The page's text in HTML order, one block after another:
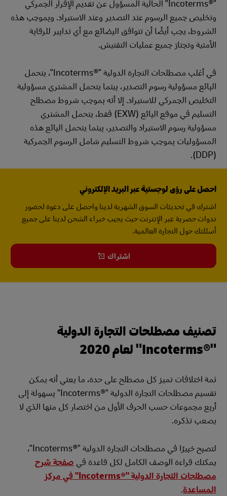
"Incoterms®‎" الحالية المسؤول عن تقديم الإقرار الجمركي
وتخليص جميع الرسوم عند التصدير وعند الاستيراد. وبموجب هذه
الشروط، يجب أيضًا أن تتوافق البضائع مع أي تدابير للرقابة
الأمنية وتجتاز جميع عمليات التفتيش.
في أغلب مصطلحات التجارة الدولية "Incoterms®‎"، يتحمل
البائع مسؤولية رسوم التصدير، بينما يتحمل المشتري مسؤولية
التخليص الجمركي للاستيراد. إلا أنه بموجب شروط مصطلح
التسليم في موقع البائع (EXW) فقط، يتحمل المشتري
مسؤولية رسوم الاستيراد والتصدير، بينما يتحمل البائع هذه
المسؤوليات بموجب شروط التسليم شامل الرسوم الجمركية
(DDP).
احصل على رؤى لوجستية عبر البريد الإلكتروني
اشترك في تحديثات السوق الشهرية لدينا واحصل على دعوة لحضور
ندوات حصرية عبر الإنترنت حيث يجيب خبراء الشحن لدينا على جميع
أسئلتك حول التجارة العالمية.
اشتراك
تصنيف مصطلحات التجارة الدولية
"Incoterms®‎" لعام 2020
ثمة اختلافات تميز كل مصطلح على حدة، ما يعني أنه يمكن
تقسيم مصطلحات التجارة الدولية "Incoterms®‎" بسهولة إلى
أربع مجموعات حسب الحرف الأول من اختصار كل منها الذي لا
يصعب تذكره.
لتصبح خبيرًا في مصطلحات التجارة الدولية "Incoterms®‎"،
يمكنك قراءة الوصف الكامل لكل قاعدة في صفحة شرح
مصطلحات التجارة الدولية "Incoterms®‎" في مركز
المساعدة.